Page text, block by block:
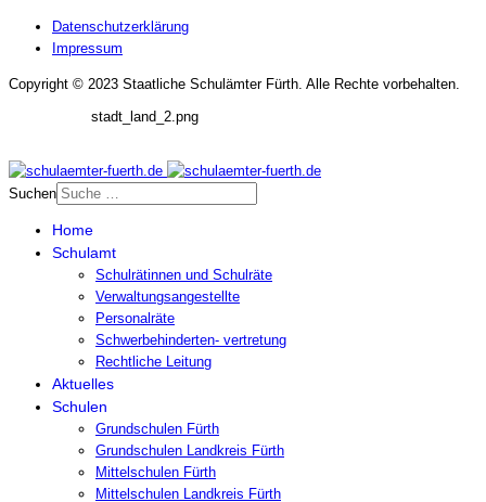
Datenschutzerklärung
Impressum
Copyright © 2023 Staatliche Schulämter Fürth. Alle Rechte vorbehalten.
stadt_land_2.png
Suchen
Home
Schulamt
Schulrätinnen und Schulräte
Verwaltungsangestellte
Personalräte
Schwerbehinderten- vertretung
Rechtliche Leitung
Aktuelles
Schulen
Grundschulen Fürth
Grundschulen Landkreis Fürth
Mittelschulen Fürth
Mittelschulen Landkreis Fürth